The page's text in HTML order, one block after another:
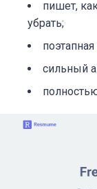
пишет,
убрать;
сильный